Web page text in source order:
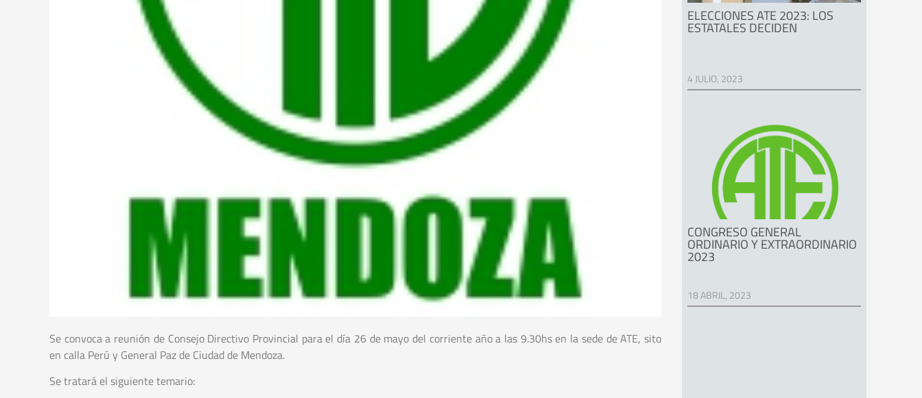
Se convoca a reunión de Consejo Directivo Provincial para el día 26 de mayo del corriente año a las 9.30hs en la sede de ATE, sito
en calla Perú y General Paz de Ciudad de Mendoza.
Se tratará el siguiente temario:
ELECCIONES ATE 2023: LOS
ESTATALES DECIDEN
4 JULIO, 2023
CONGRESO GENERAL
ORDINARIO Y EXTRAORDINARIO
2023
18 ABRIL, 2023